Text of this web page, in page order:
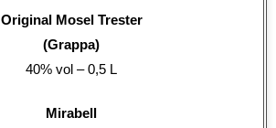
Original Mosel Trester
(Grappa)
40% vol – 0,5 L
Mirabell